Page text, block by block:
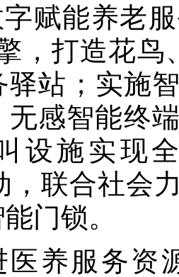
赋能养老
，打造花
驿站；实施
无感智能终
设施实现
，联合社会
门锁。
医养服务资